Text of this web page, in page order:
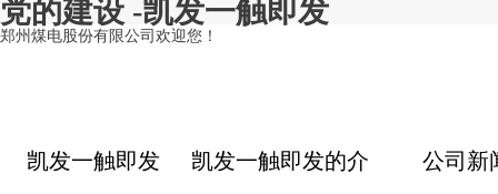
党的建设 -凯发一触即发
郑州煤电股份有限公司欢迎您！
凯发一触即发 凯发一触即发的介 公司新